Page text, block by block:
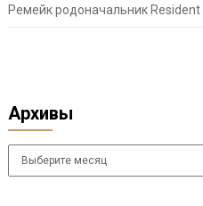
Ремейк родоначальник Resident
Архивы
Архивы